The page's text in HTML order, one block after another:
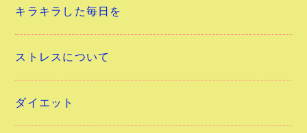
キラキラした毎日を
ストレスについて
ダイエット